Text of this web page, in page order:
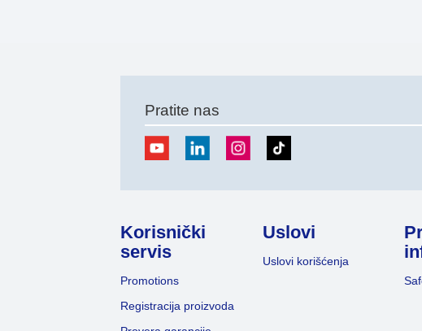
Pratite nas
Korisnički
servis
Promotions
Registracija proizvoda
Uslovi
Uslovi korišćenja